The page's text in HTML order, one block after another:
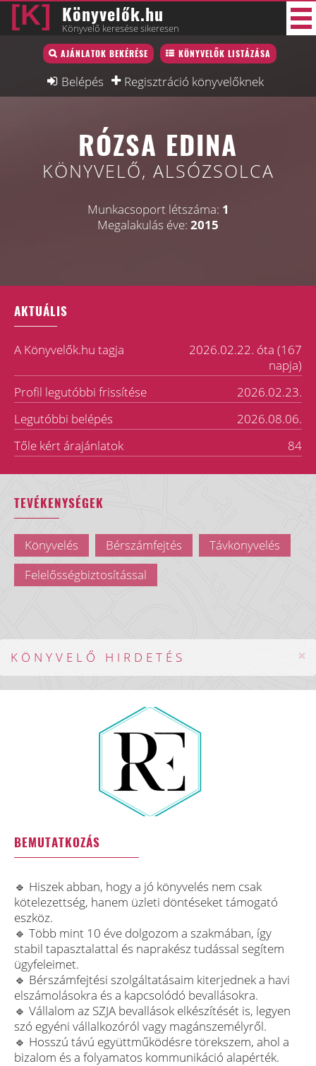
Könyvelők.hu
Könyvelő keresése sikeresen
AJÁNLATOK BEKÉRÉSE KÖNYVELŐK LISTÁZÁSA
Belépés Regisztráció könyvelőknek
Könyvelő lista
Könyvelési munkák
RÓZSA EDINA
KÖNYVELŐ, ALSÓZSOLCA
Munkacsoport létszáma: 1
Megalakulás éve: 2015
AKTUÁLIS
A Könyvelők.hu tagja
2026.02.22. óta (167
napja)
Profil legutóbbi frissítése
2026.02.23.
Legutóbbi belépés
2026.08.06.
Tőle kért árajánlatok
84
TEVÉKENYSÉGEK
Könyvelés Bérszámfejtés
Távkönyvelés
Felelősségbiztosítással
×
KÖNYVELŐ HIRDETÉS
BEMUTATKOZÁS
🔹 Hiszek abban, hogy a jó könyvelés nem csak
kötelezettség, hanem üzleti döntéseket támogató
eszköz.
🔹 Több mint 10 éve dolgozom a szakmában, így
stabil tapasztalattal és naprakész tudással segítem
ügyfeleimet.
🔹 Bérszámfejtési szolgáltatásaim kiterjednek a havi
elszámolásokra és a kapcsolódó bevallásokra.
🔹 Vállalom az SZJA bevallások elkészítését is, legyen
szó egyéni vállalkozóról vagy magánszemélyről.
🔹 Hosszú távú együttműködésre törekszem, ahol a
bizalom és a folyamatos kommunikáció alapérték.